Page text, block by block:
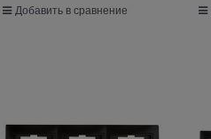
Добавить в сравнение